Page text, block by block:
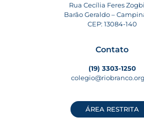
Rua Cecília Feres
Barão Geraldo –
CEP: 13084-140
Contato
(19) 3303-1250
ÁREA RESTRITA